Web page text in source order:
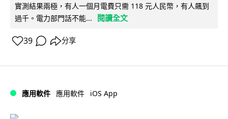
實測結果兩極，有人一個月電費只需 118 元人民幣，有人飆到
過千。電力部門話不能...
閱讀全文
39 分享
應用軟件 應用軟件 iOS App